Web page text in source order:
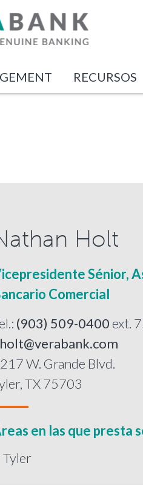
RECURSOS
Holt
Sénior,
Comercial
(903) 509-0400 ext.
W. Grande Blvd.
TX 75703
en las que presta
Tyler